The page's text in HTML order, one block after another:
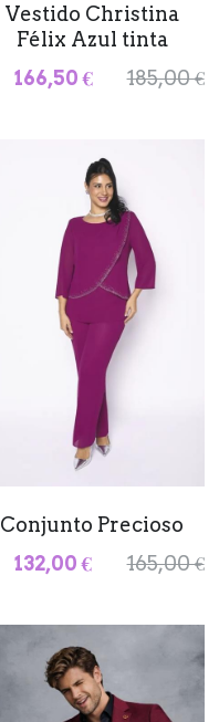
Vestido Christina
Félix Azul tinta
166,50 €
185,00 €
Conjunto Precioso
132,00 €
165,00 €